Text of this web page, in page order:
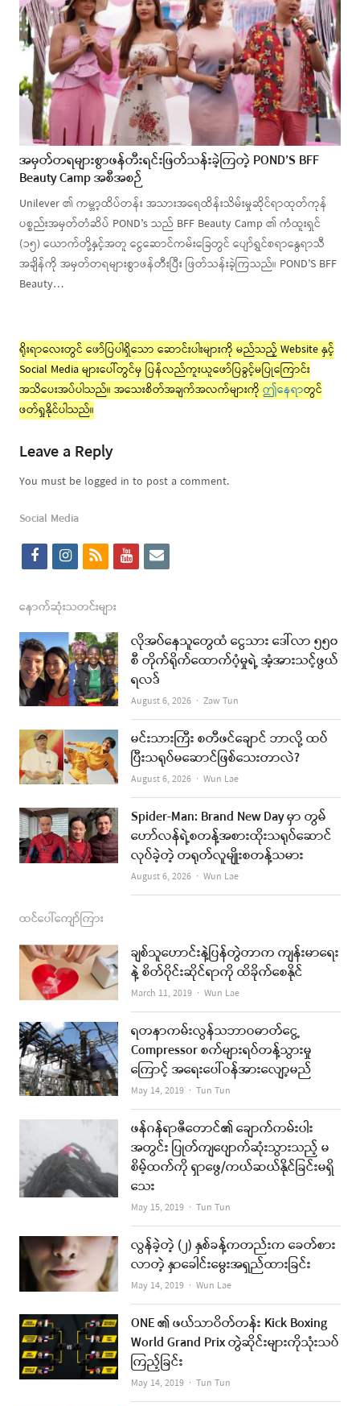
အမှတ်တရများစွာဖန်တီးရင်းဖြတ်သန်းခဲ့ကြတဲ့ POND’S BFF
Beauty Camp အစီအစဉ်
Unilever ၏ ကမ္ဘာ့ထိပ်တန်း အသားအရေထိန်းသိမ်းမှုဆိုင်ရာထုတ်ကုန်
ပစ္စည်းအမှတ်တံဆိပ် POND’s သည် BFF Beauty Camp ၏ ကံထူးရှင်
(၁၅) ယောက်တို့နှင့်အတူ ငွေဆောင်ကမ်းခြေတွင် ပျော်ရွှင်စရာနွေရာသီ
အချိန်ကို အမှတ်တရများစွာဖန်တီးပြီး ဖြတ်သန်းခဲ့ကြသည်။ POND’S BFF
Beauty…
ရိုးရာလေးတွင် ဖော်ပြပါရှိသော ဆောင်းပါးများကို မည်သည့် Website နှင့်
Social Media များပေါ်တွင်မှ ပြန်လည်ကူးယူဖော်ပြခွင့်မပြုကြောင်း
အသိပေးအပ်ပါသည်။ အသေးစိတ်အချက်အလက်များကို ဤနေရာတွင်
ဖတ်ရှုနိုင်ပါသည်။
Leave a Reply
You must be logged in to post a comment.
Social Media
f
c
e
b
o
o
k
i
s
t
a
g
r
a
m
r
s
y
t
u
b
e
e
l
နောက်ဆုံးသတင်းများ
လိုအပ်နေသူတွေထံ ငွေသား ဒေါ်လာ ၅၅၀
စီ တိုက်ရိုက်ထောက်ပံ့မှုရဲ့ အံ့အားသင့်ဖွယ်
ရလဒ်
August 6, 2026 Author
Zaw Tun
မင်းသားကြီး စတီဖင်ချောင် ဘာလို့ ထပ်
ပြီးသရုပ်မဆောင်ဖြစ်သေးတာလဲ?
August 6, 2026 Author
Wun Lae
Spider-Man: Brand New Day မှာ တွမ်
ဟော်လန်ရဲ့စတန့်အစားထိုးသရုပ်ဆောင်
လုပ်ခဲ့တဲ့ တရုတ်လူမျိုးစတန့်သမား
August 6, 2026 Author
Wun Lae
ထင်ပေါ်ကျော်ကြား
ချစ်သူဟောင်းနဲ့ပြန်တွဲတာက ကျန်းမာရေး
နဲ့ စိတ်ပိုင်းဆိုင်ရာကို ထိခိုက်စေနိုင်
March 11, 2019 Author
Wun Lae
ရတနာကမ်းလွန်သဘာဝဓာတ်ငွေ့
Compressor စက်များရပ်တန့်သွားမှု
ကြောင့် အရေးပေါ်ဝန်အားလျော့မည်
May 14, 2019 Author
Tun Tun
ဖန်ဂန်ရာဇီတောင်၏ ချောက်ကမ်းပါး
အတွင်း ပြုတ်ကျပျောက်ဆုံးသွားသည့် မ
စိမ့်ထက်ကို ရှာဖွေ/ကယ်ဆယ်နိုင်ခြင်းမရှိ
သေး
May 15, 2019 Author
Tun Tun
လွန်ခဲ့တဲ့ (၂) နှစ်ခန့်ကတည်းက ခေတ်စား
လာတဲ့ နှာခေါင်းမွေးအရှည်ထားခြင်း
May 14, 2019 Author
Wun Lae
ONE ၏ ဖယ်သာဝိတ်တန်း Kick Boxing
World Grand Prix တွဲဆိုင်းများကိုသုံးသပ်
ကြည့်ခြင်း
May 14, 2019 Author
Tun Tun